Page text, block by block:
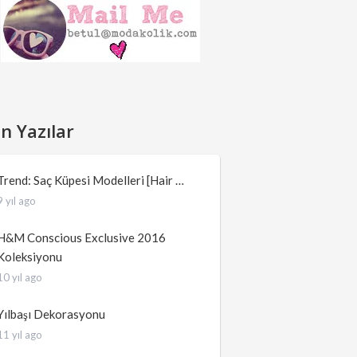
Yazılar
Saç Küpesi Modelleri [Hair …
yıl ago
Conscious Exclusive 2016
yıl ago
Dekorasyonu
yıl ago